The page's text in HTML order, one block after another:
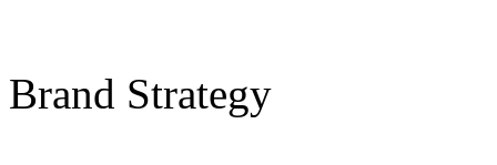
Brand Strategy